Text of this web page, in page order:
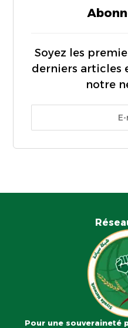
Soyez les
derniers articles
notre
Pour une souveraineté